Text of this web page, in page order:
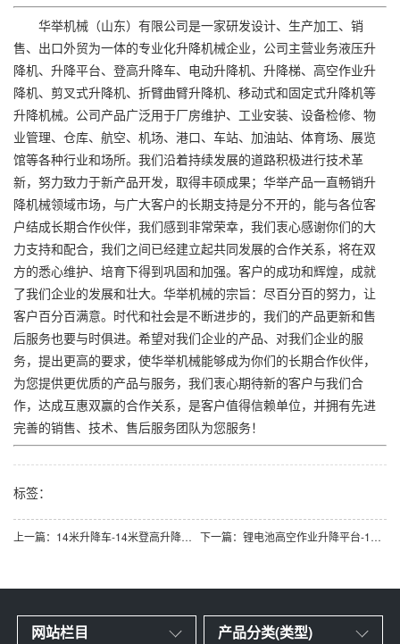
华举机械（山东）有限公司是一家研发设计、生产加工、销
售、出口外贸为一体的专业化升降机械企业，公司主营业务液压升
降机、升降平台、登高升降车、电动升降机、升降梯、高空作业升
降机、剪叉式升降机、折臂曲臂升降机、移动式和固定式升降机等
升降机械。公司产品广泛用于厂房维护、工业安装、设备检修、物
业管理、仓库、航空、机场、港口、车站、加油站、体育场、展览
馆等各种行业和场所。我们沿着持续发展的道路积极进行技术革
新，努力致力于新产品开发，取得丰硕成果；华举产品一直畅销升
降机械领域市场，与广大客户的长期支持是分不开的，能与各位客
户结成长期合作伙伴，我们感到非常荣幸，我们衷心感谢你们的大
力支持和配合，我们之间已经建立起共同发展的合作关系，将在双
方的悉心维护、培育下得到巩固和加强。客户的成功和辉煌，成就
了我们企业的发展和壮大。华举机械的宗旨：尽百分百的努力，让
客户百分百满意。时代和社会是不断进步的，我们的产品更新和售
后服务也要与时俱进。希望对我们企业的产品、对我们企业的服
务，提出更高的要求，使华举机械能够成为你们的长期合作伙伴，
为您提供更优质的产品与服务，我们衷心期待新的客户与我们合
作，达成互惠双赢的合作关系，是客户值得信赖单位，并拥有先进
完善的销售、技术、售后服务团队为您服务！
标签：
上一篇：14米升降车-14米登高升降车厂家 下一篇：锂电池高空作业升降平台-14米登高车升降机
网站栏目 产品分类(类型)